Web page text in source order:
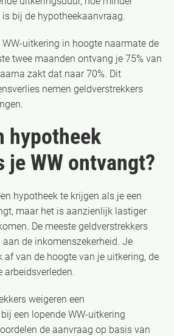
bij de hypotheekaanvraag.
uitkering in hoogte naarmate de
twee maanden ontvang je 75% van
zakt dat naar 70%. Dit
nemen geldverstrekkers
hypotheek
je WW ontvangt?
hypotheek te krijgen als je een
maar het is aanzienlijk lastiger
De meeste geldverstrekkers
de inkomenszekerheid. Je
af van de hoogte van je uitkering, de
arbeidsverleden.
weigeren een
een lopende WW-uitkering
de aanvraag op basis van